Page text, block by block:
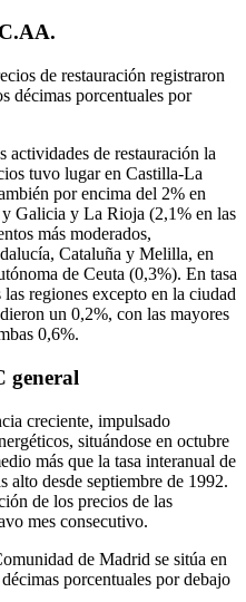
de restauración registraron
décimas porcentuales por
actividades de restauración la
tuvo lugar en Castilla-La
por encima del 2% en
Galicia y La Rioja (2,1% en las
más moderados,
Cataluña y Melilla, en
de Ceuta (0,3%). En tasa
regiones excepto en la ciudad
un 0,2%, con las mayores
0,6%.
general
creciente, impulsado
situándose en octubre
más que la tasa interanual de
alto desde septiembre de 1992.
de los precios de las
mes consecutivo.
de Madrid se sitúa en
porcentuales por debajo